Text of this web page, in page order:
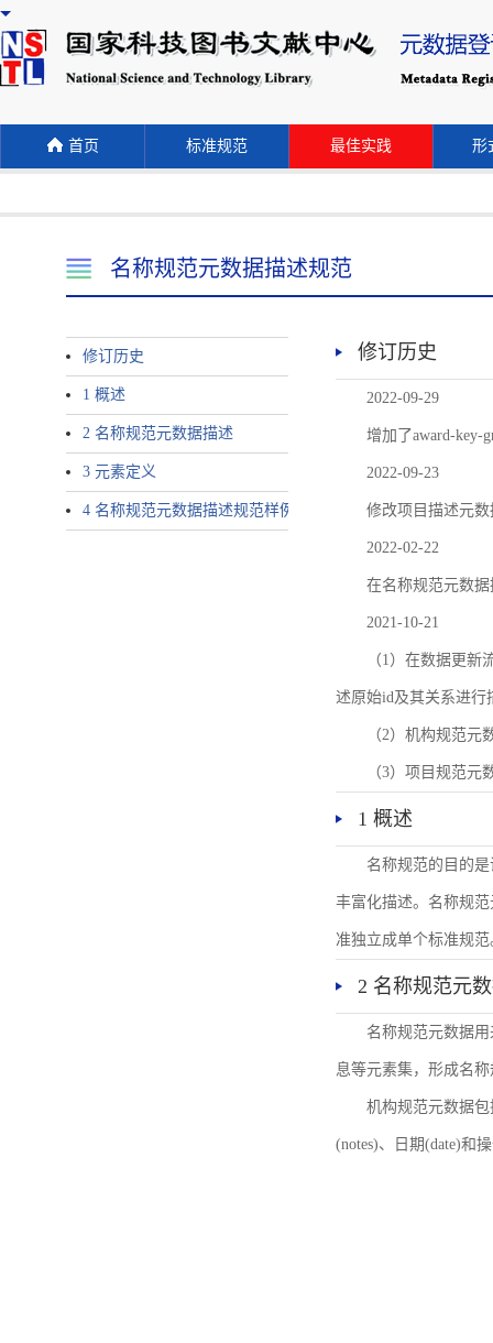
首页 标准规范 最佳实践 形
名称规范元数据描述规范
修订历史
1 概述
2 名称规范元数据描述
3 元素定义
4 名称规范元数据描述规范样例
修订历史
2022-09-29
增加了award-key-
2022-09-23
修改项目描述元
2022-02-22
在名称规范元数
2021-10-21
（1）在数据更
述原始id及其关系进行
（2）机构规范元
（3）项目规范
1 概述
名称规范的目的
丰富化描述。名称规
准独立成单个标准规范
2 名称规范元
名称规范元数据
息等元素集，形成名
机构规范元数据
(notes)、日期(date)和